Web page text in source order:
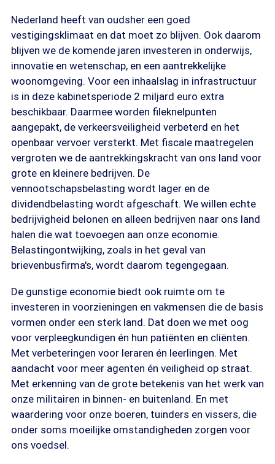
Nederland heeft van oudsher een goed
vestigingsklimaat en dat moet zo blijven. Ook daarom
blijven we de komende jaren investeren in onderwijs,
innovatie en wetenschap, en een aantrekkelijke
woonomgeving. Voor een inhaalslag in infrastructuur
is in deze kabinetsperiode 2 miljard euro extra
beschikbaar. Daarmee worden fileknelpunten
aangepakt, de verkeersveiligheid verbeterd en het
openbaar vervoer versterkt. Met fiscale maatregelen
vergroten we de aantrekkingskracht van ons land voor
grote en kleinere bedrijven. De
vennootschapsbelasting wordt lager en de
dividendbelasting wordt afgeschaft. We willen echte
bedrijvigheid belonen en alleen bedrijven naar ons land
halen die wat toevoegen aan onze economie.
Belastingontwijking, zoals in het geval van
brievenbusfirma's, wordt daarom tegengegaan.
De gunstige economie biedt ook ruimte om te
investeren in voorzieningen en vakmensen die de basis
vormen onder een sterk land. Dat doen we met oog
voor verpleegkundigen én hun patiënten en cliënten.
Met verbeteringen voor leraren én leerlingen. Met
aandacht voor meer agenten én veiligheid op straat.
Met erkenning van de grote betekenis van het werk van
onze militairen in binnen- en buitenland. En met
waardering voor onze boeren, tuinders en vissers, die
onder soms moeilijke omstandigheden zorgen voor
ons voedsel.